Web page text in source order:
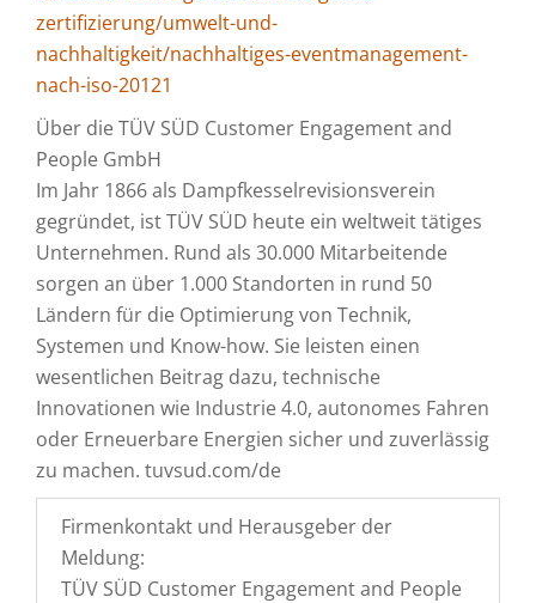
zertifizierung/umwelt-und-
nachhaltigkeit/nachhaltiges-eventmanagement-
nach-iso-20121
Über die TÜV SÜD Customer Engagement and
People GmbH
Im Jahr 1866 als Dampfkesselrevisionsverein
gegründet, ist TÜV SÜD heute ein weltweit tätiges
Unternehmen. Rund als 30.000 Mitarbeitende
sorgen an über 1.000 Standorten in rund 50
Ländern für die Optimierung von Technik,
Systemen und Know-how. Sie leisten einen
wesentlichen Beitrag dazu, technische
Innovationen wie Industrie 4.0, autonomes Fahren
oder Erneuerbare Energien sicher und zuverlässig
zu machen. tuvsud.com/de
Firmenkontakt und Herausgeber der
Meldung:
TÜV SÜD Customer Engagement and People